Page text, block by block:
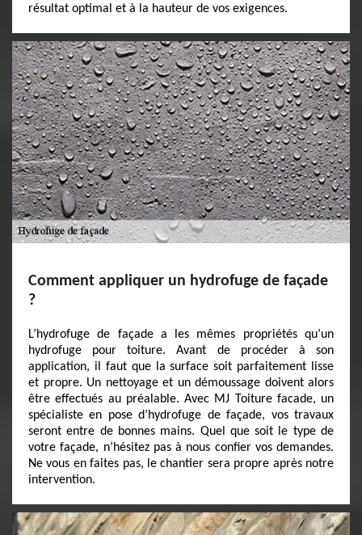
résultat optimal et à la hauteur de vos exigences.
Comment appliquer un hydrofuge de façade
?
L’hydrofuge de façade a les mêmes propriétés qu’un
hydrofuge pour toiture. Avant de procéder à son
application, il faut que la surface soit parfaitement lisse
et propre. Un nettoyage et un démoussage doivent alors
être effectués au préalable. Avec MJ Toiture facade, un
spécialiste en pose d’hydrofuge de façade, vos travaux
seront entre de bonnes mains. Quel que soit le type de
votre façade, n’hésitez pas à nous confier vos demandes.
Ne vous en faites pas, le chantier sera propre après notre
intervention.